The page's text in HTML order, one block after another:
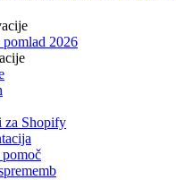
2026
za Shopify
pomoč